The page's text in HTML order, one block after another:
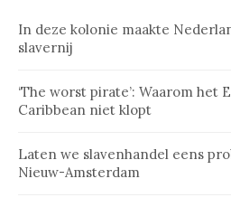
In deze kolonie maakte
slavernij
‘The worst pirate’: Waarom het
Caribbean niet klopt
Laten we slavenhandel eens
Nieuw-Amsterdam